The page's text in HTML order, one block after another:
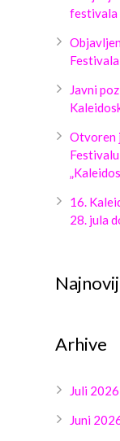
festivala
Javni
Otvoren
16.
28. jula
Arhive
Juli 2026
Juni